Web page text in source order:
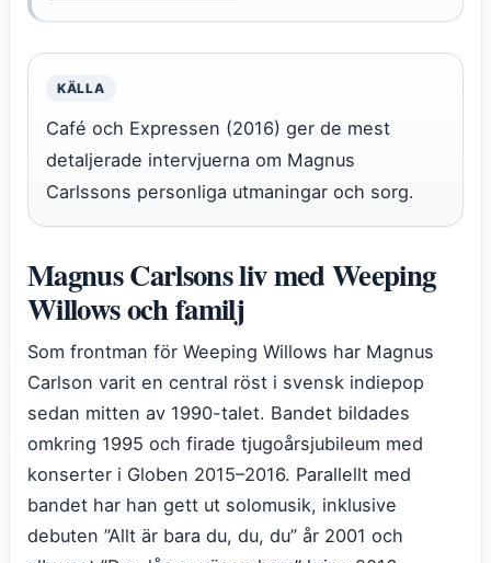
KÄLLA
Café och Expressen (2016) ger de mest
detaljerade intervjuerna om Magnus
Carlssons personliga utmaningar och sorg.
Magnus Carlsons liv med Weeping
Willows och familj
Som frontman för Weeping Willows har Magnus
Carlson varit en central röst i svensk indiepop
sedan mitten av 1990-talet. Bandet bildades
omkring 1995 och firade tjugoårsjubileum med
konserter i Globen 2015–2016. Parallellt med
bandet har han gett ut solomusik, inklusive
debuten ”Allt är bara du, du, du” år 2001 och